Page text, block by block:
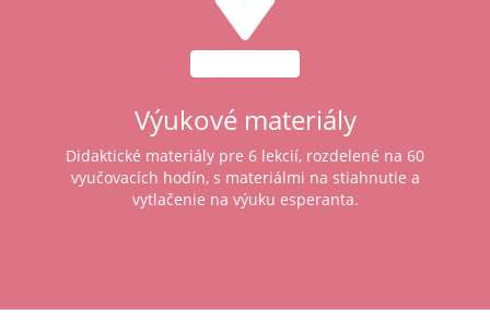
Výukové materiály
Didaktické materiály pre 6 lekcií, rozdelené na 60
vyučovacích hodín, s materiálmi na stiahnutie a
vytlačenie na výuku esperanta.